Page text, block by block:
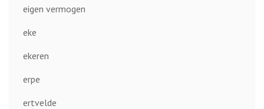
eigen vermogen
eke
ekeren
erpe
ertvelde